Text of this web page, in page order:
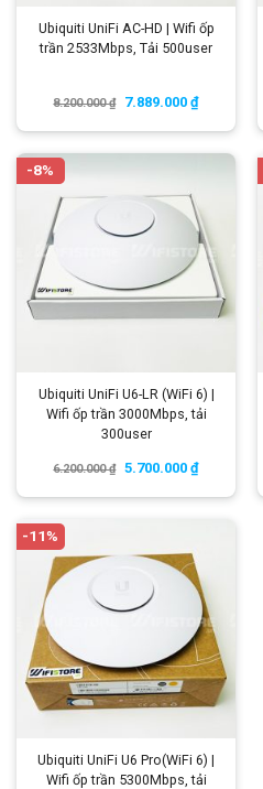
Ubiquiti UniFi AC-HD | Wifi ốp
trần 2533Mbps, Tải 500user
8.200.000₫ 7.889.000 ₫
-8%
Ubiquiti UniFi U6-LR (WiFi 6) |
Wifi ốp trần 3000Mbps, tải
300user
6.200.000₫ 5.700.000 ₫
-11%
Ubiquiti UniFi U6 Pro(WiFi 6) |
Wifi ốp trần 5300Mbps, tải